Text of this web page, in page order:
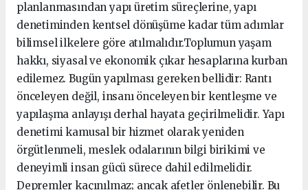
planlanmasından yapı üretim süreçlerine, yapı
denetiminden kentsel dönüşüme kadar tüm adımlar
bilimsel ilkelere göre atılmalıdır.Toplumun yaşam
hakkı, siyasal ve ekonomik çıkar hesaplarına kurban
edilemez. Bugün yapılması gereken bellidir: Rantı
önceleyen değil, insanı önceleyen bir kentleşme ve
yapılaşma anlayışı derhal hayata geçirilmelidir. Yapı
denetimi kamusal bir hizmet olarak yeniden
örgütlenmeli, meslek odalarının bilgi birikimi ve
deneyimli insan gücü sürece dahil edilmelidir.
Depremler kaçınılmaz; ancak afetler önlenebilir. Bu